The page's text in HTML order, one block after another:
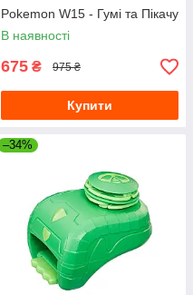
Pokemon W15 - Гумі та Пікачу
В наявності
675 ₴ 975 ₴
Купити
–34%